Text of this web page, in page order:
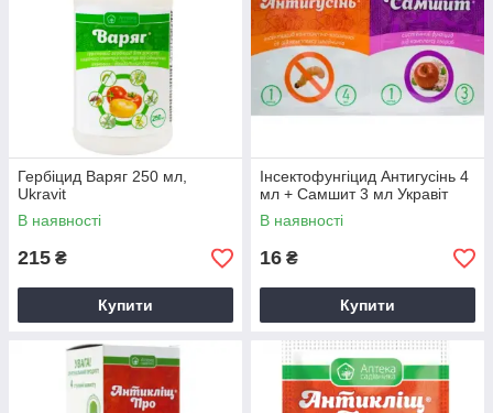
Гербіцид Варяг 250 мл,
Ukravit
В наявності
215 ₴
Купити
Інсектофунгіцид Антигусінь 4
мл + Самшит 3 мл Укравіт
В наявності
16 ₴
Купити